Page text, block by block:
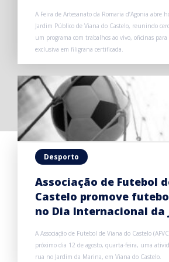
A Feira de Artesanato da Romaria d’Agonia abre
Jardim Público de Viana do Castelo, reunindo
um programa com trabalhos ao vivo, oficinas para
exclusiva em filigrana certificada.
Desporto
Associação de Futebol
Castelo promove
no Dia Internacional da
A Associação de Futebol de Viana do Castelo
próximo dia 12 de agosto, quarta-feira, uma
rua no Jardim da Marina, em Viana do Castelo.